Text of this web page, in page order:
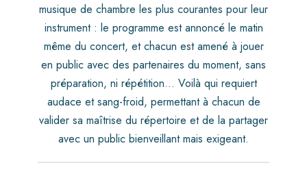
musique de chambre les plus courantes pour leur
instrument : le programme est annoncé le matin
même du concert, et chacun est amené à jouer
en public avec des partenaires du moment, sans
préparation, ni répétition… Voilà qui requiert
audace et sang-froid, permettant à chacun de
valider sa maîtrise du répertoire et de la partager
avec un public bienveillant mais exigeant.